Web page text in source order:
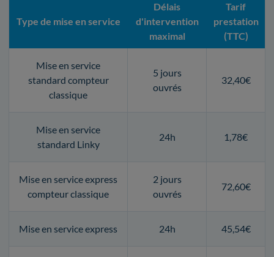
Type de mise en service
Délais
d'intervention
maximal
Tarif
prestation
(TTC)
Mise en service
standard compteur
classique
5 jours
ouvrés
32,40€
Mise en service
standard Linky
24h 1,78€
Mise en service express
compteur classique
2 jours
ouvrés
72,60€
Mise en service express 24h 45,54€